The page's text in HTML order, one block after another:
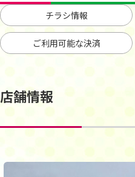
チラシ情報
ご利用可能な決済
店舗情報